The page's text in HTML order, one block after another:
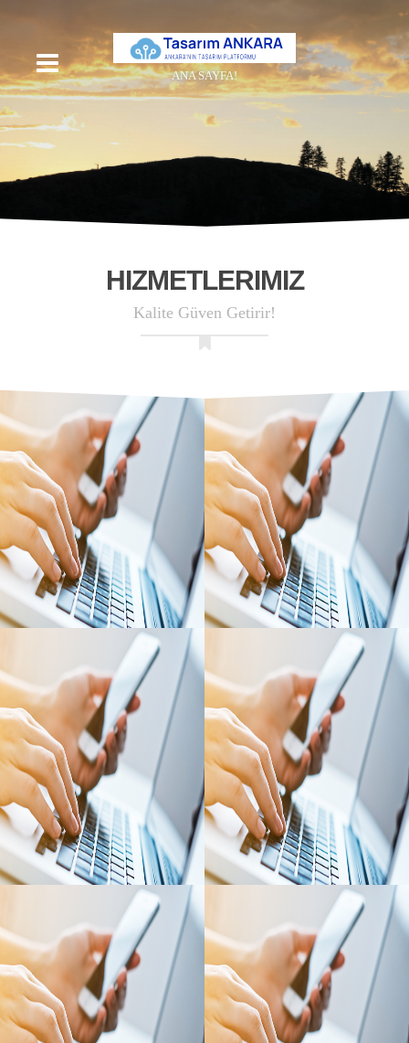
ANA SAYFA!
HIZMETLERIMIZ
Kalite Güven Getirir!